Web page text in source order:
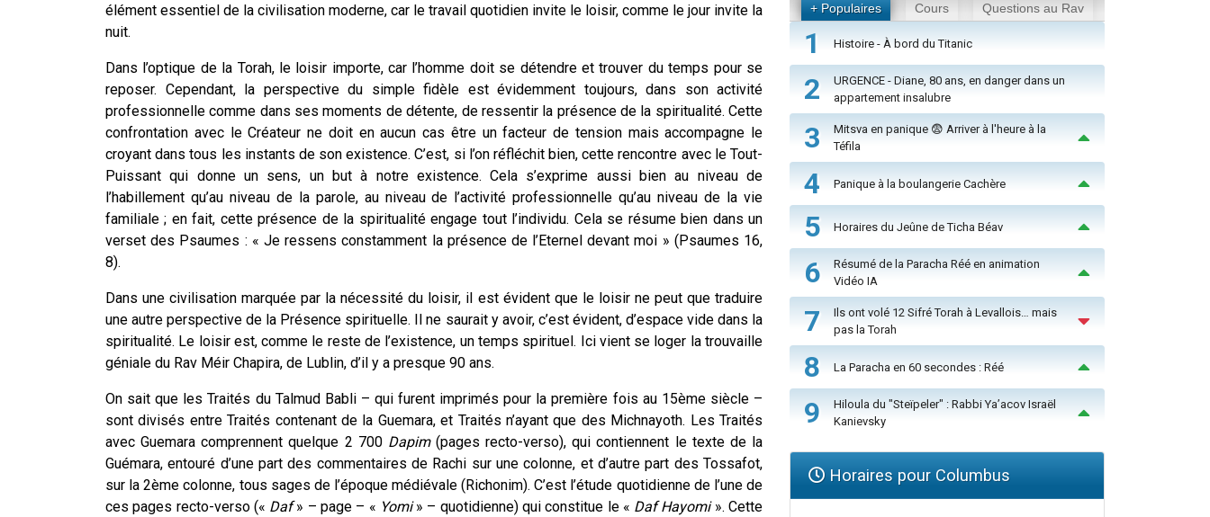
élément essentiel de la civilisation moderne, car le travail quotidien invite le loisir, comme le jour invite la
nuit.
Dans l’optique de la Torah, le loisir importe, car l’homme doit se détendre et trouver du temps pour se
reposer. Cependant, la perspective du simple fidèle est évidemment toujours, dans son activité
professionnelle comme dans ses moments de détente, de ressentir la présence de la spiritualité. Cette
confrontation avec le Créateur ne doit en aucun cas être un facteur de tension mais accompagne le
croyant dans tous les instants de son existence. C’est, si l’on réfléchit bien, cette rencontre avec le Tout-
Puissant qui donne un sens, un but à notre existence. Cela s’exprime aussi bien au niveau de
l’habillement qu’au niveau de la parole, au niveau de l’activité professionnelle qu’au niveau de la vie
familiale ; en fait, cette présence de la spiritualité engage tout l’individu. Cela se résume bien dans un
verset des Psaumes : « Je ressens constamment la présence de l’Eternel devant moi » (Psaumes 16,
8).
Dans une civilisation marquée par la nécessité du loisir, il est évident que le loisir ne peut que traduire
une autre perspective de la Présence spirituelle. Il ne saurait y avoir, c’est évident, d’espace vide dans la
spiritualité. Le loisir est, comme le reste de l’existence, un temps spirituel. Ici vient se loger la trouvaille
géniale du Rav Méir Chapira, de Lublin, d’il y a presque 90 ans.
On sait que les Traités du Talmud Babli – qui furent imprimés pour la première fois au 15èmesiècle –
sont divisés entre Traités contenant de la Guemara, et Traités n’ayant que des Michnayoth. Les Traités
avec Guemara comprennent quelque 2 700 Dapim(pages recto-verso), qui contiennent le texte de la
Guémara, entouré d’une part des commentaires de Rachi sur une colonne, et d’autre part des Tossafot,
sur la 2ème colonne, tous sages de l’époque médiévale (Richonim). C’est l’étude quotidienne de l’une de
ces pages recto-verso (« Daf» – page – « Yomi» – quotidienne) qui constitue le « Daf Hayomi». Cette
+ Populaires Cours Questions au Rav
1 Histoire - À bord du Titanic
2
URGENCE - Diane, 80 ans, en danger dans un
appartement insalubre
3
Mitsva en panique 😨 Arriver à l'heure à la
Téfila
4 Panique à la boulangerie Cachère
5 Horaires du Jeûne de Ticha Béav
6
Résumé de la Paracha Réé en animation
Vidéo IA
7
Ils ont volé 12 Sifré Torah à Levallois… mais
pas la Torah
8 La Paracha en 60 secondes : Réé
9
Hiloula du "Steïpeler" : Rabbi Ya’acov Israël
Kanievsky
Horaires pour Columbus